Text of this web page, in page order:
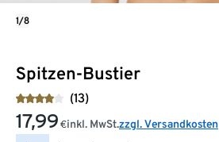
Spitzen-Bustier
(13)
17,99 €inkl. MwSt.zzgl. Versandkosten
1/8